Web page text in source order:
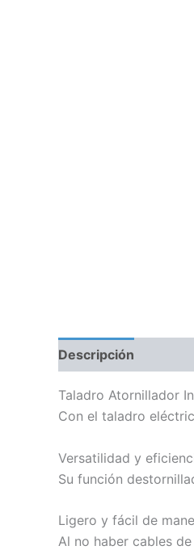
Descripción
Taladro Atornillador
Con el taladro
Versatilidad y
Su función
Ligero y fácil de
Al no haber cables